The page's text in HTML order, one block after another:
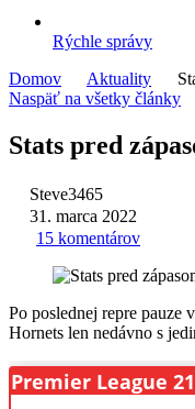
Rýchle správy
Domov
Aktuality
Naspäť na všetky články
Stats pred
Steve3465
31. marca 2022
15 komentárov
Po poslednej repre
Hornets len nedávno s
Premier League